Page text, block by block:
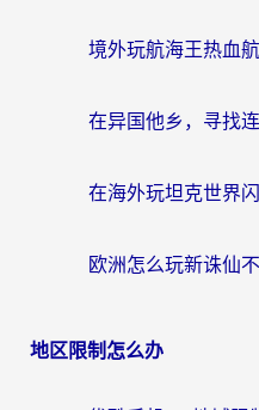
地区限制怎么办